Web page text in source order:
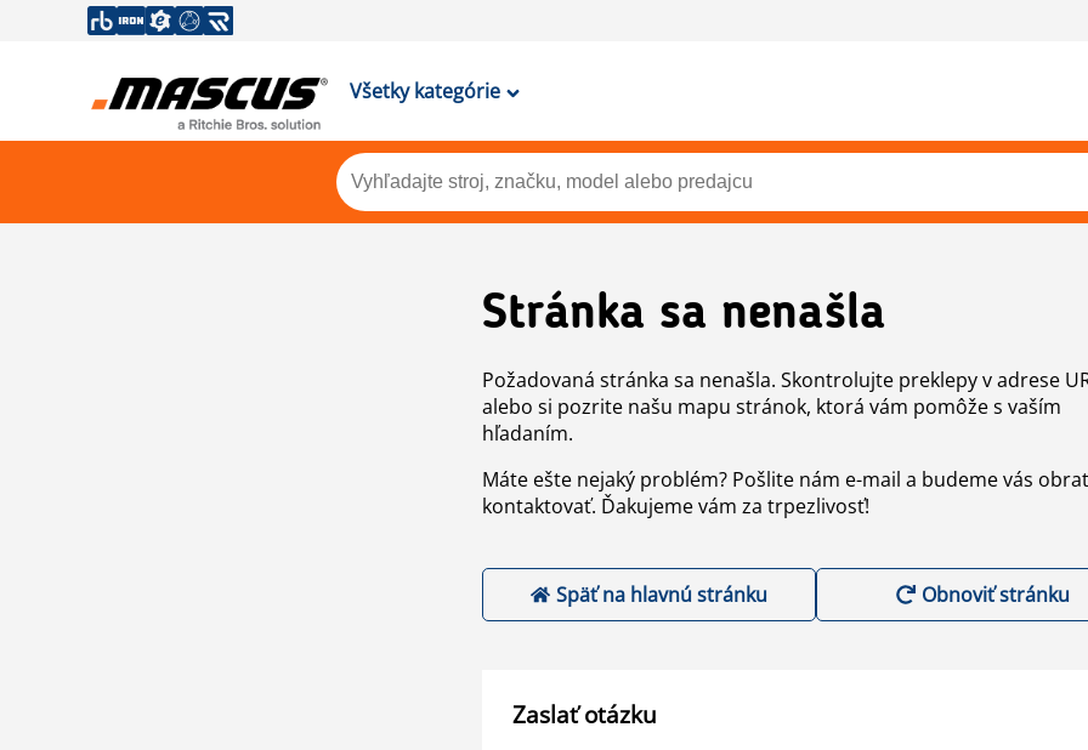
Všetky kategórie
Stránka sa nenašla
Požadovaná stránka sa nenašla. Skontrolujte preklepy v adrese
alebo si pozrite našu mapu stránok, ktorá vám pomôže s vaším
hľadaním.
Máte ešte nejaký problém? Pošlite nám e-mail a budeme vás
kontaktovať. Ďakujeme vám za trpezlivosť!
Späť na hlavnú stránku Obnoviť stránku
Zaslať otázku